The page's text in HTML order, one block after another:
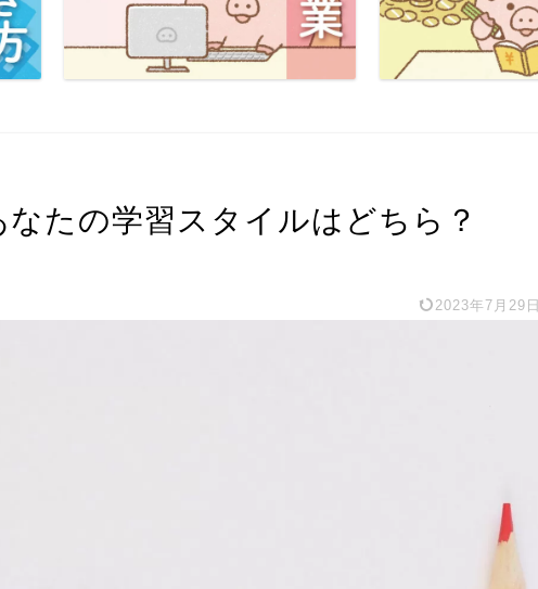
なたの学習スタイルはどちら？
2023年7月29日